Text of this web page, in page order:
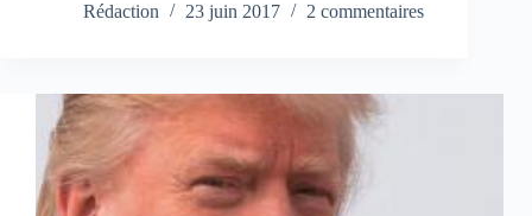
Rédaction
23 juin 2017 2 commentaires